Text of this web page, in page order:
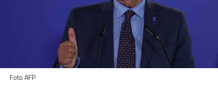
Foto AFP